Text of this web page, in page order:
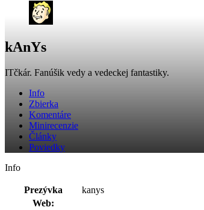
kAnYs
ITčkár. Fanúšik vedy a vedeckej fantastiky.
Info
Zbierka
Komentáre
Minirecenzie
Články
Poviedky
Info
Prezývka
kanys
Web: